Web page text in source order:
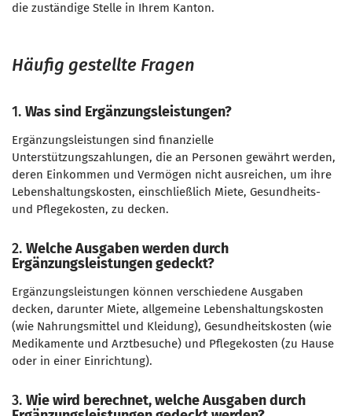
die zuständige Stelle in Ihrem Kanton.
Häufig gestellte Fragen
1. Was sind Ergänzungsleistungen?
Ergänzungsleistungen sind finanzielle
Unterstützungszahlungen, die an Personen gewährt werden,
deren Einkommen und Vermögen nicht ausreichen, um ihre
Lebenshaltungskosten, einschließlich Miete, Gesundheits-
und Pflegekosten, zu decken.
2. Welche Ausgaben werden durch
Ergänzungsleistungen gedeckt?
Ergänzungsleistungen können verschiedene Ausgaben
decken, darunter Miete, allgemeine Lebenshaltungskosten
(wie Nahrungsmittel und Kleidung), Gesundheitskosten (wie
Medikamente und Arztbesuche) und Pflegekosten (zu Hause
oder in einer Einrichtung).
3. Wie wird berechnet, welche Ausgaben durch